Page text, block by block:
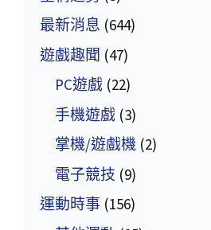
最新消息 (644)
遊戲趣聞 (47)
PC遊戲 (22)
手機遊戲 (3)
掌機/遊戲機 (2)
電子競技 (9)
運動時事 (156)